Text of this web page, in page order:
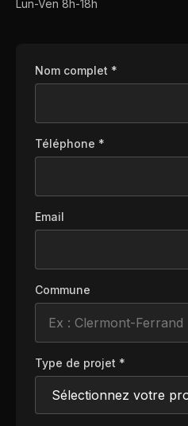
Lun-Ven 8h-18h
Nom complet *
Téléphone *
Email
Commune
Type de projet *